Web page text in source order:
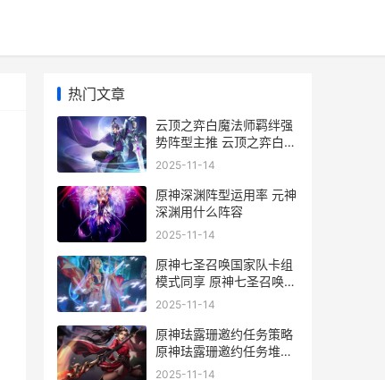
热门文章
云顶之弈白魔法师羁绊强
势阵型主推 云顶之弈白魔
法师阵容
2025-11-14
原神深渊阵型运用率 元神
深渊用什么阵容
2025-11-14
原神七圣召唤国家队卡组
模式同享 原神七圣召唤国
家队
2025-11-14
原神珐露珊邀约任务策略
原神珐露珊邀约任务堆栈
塔_1
2025-11-14